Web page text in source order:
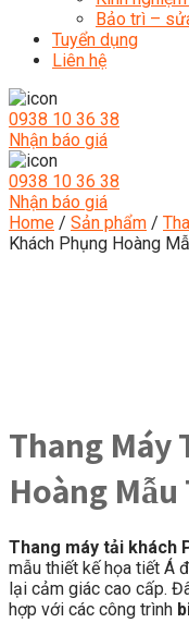
Bảo trì –
Tuyển dụng
Liên hệ
0938 10 36 38
Nhận báo giá
0938 10 36 38
Nhận báo giá
Home / Sản phẩm /
Khách Phụng Hoàng
Thang Máy
Hoàng Mẫu
Thang máy tải khách
mẫu thiết kế họa tiết Á
lại cảm giác cao cấp.
hợp với các công trình